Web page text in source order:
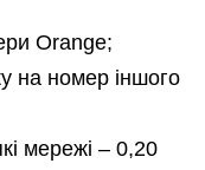
Orange;
на номер іншого
мережі – 0,20